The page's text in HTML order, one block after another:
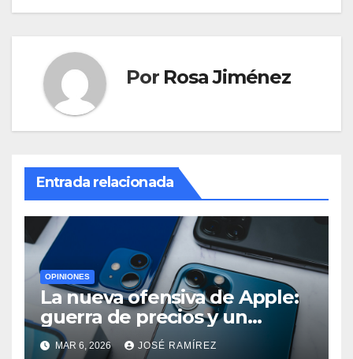
Por Rosa Jiménez
Entrada relacionada
OPINIONES
La nueva ofensiva de Apple:
guerra de precios y un
cambio histórico para el
MAR 6, 2026 JOSÉ RAMÍREZ